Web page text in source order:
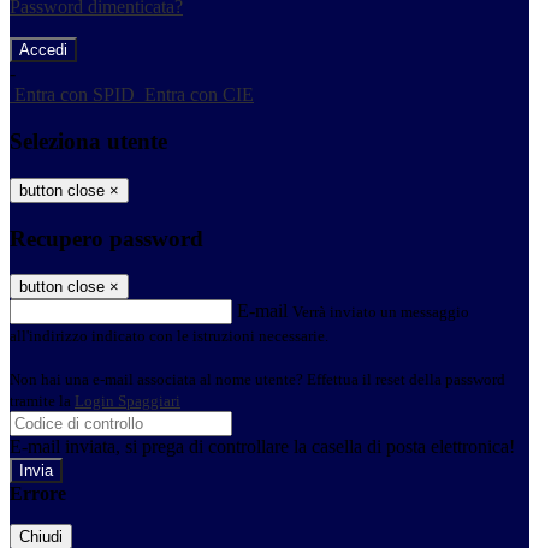
Password dimenticata?
-
Entra con SPID Entra con CIE
Seleziona utente
button close ×
Recupero password
button close ×
E-mail Verrà inviato un messaggio
all'indirizzo indicato con le istruzioni necessarie.
Non hai una e-mail associata al nome utente? Effettua il reset della password
tramite la Login Spaggiari
E-mail inviata, si prega di controllare la casella di posta elettronica!
Errore
Chiudi